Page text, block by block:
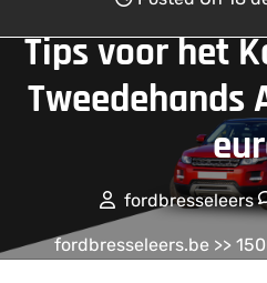
Tips voor het
Tweedehands
fordbresseleers
fordbresseleers.be >>